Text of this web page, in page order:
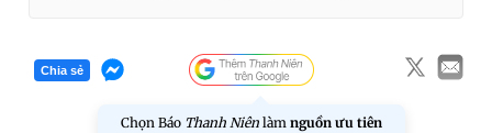
Chia sẻ
Chọn Báo Thanh Niên làm nguồn ưu tiên